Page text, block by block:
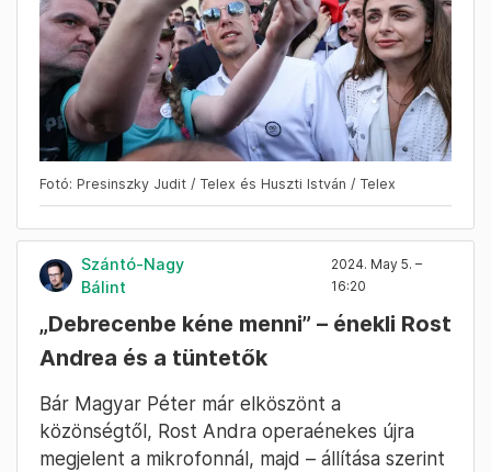
Fotó: Presinszky Judit / Telex és Huszti István / Telex
Szántó-Nagy
Bálint
2024. May 5. –
16:20
„Debrecenbe kéne menni” – énekli Rost
Andrea és a tüntetők
Bár Magyar Péter már elköszönt a
közönségtől, Rost Andra operaénekes újra
megjelent a mikrofonnál, majd – állítása szerint